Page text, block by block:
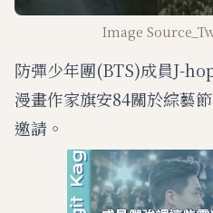
Image
防彈少年團(BTS)成員J-
漫畫作家旗安84關於綜藝
邀請。